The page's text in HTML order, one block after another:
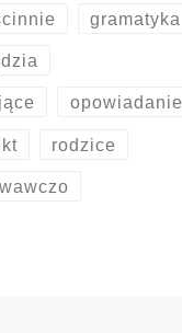
gramatyka
opowiadanie
rodzice